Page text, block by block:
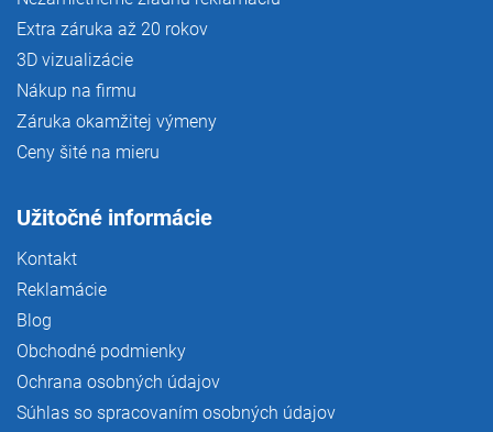
Extra záruka až 20 rokov
3D vizualizácie
Nákup na firmu
Záruka okamžitej výmeny
Ceny šité na mieru
Užitočné informácie
Kontakt
Reklamácie
Blog
Obchodné podmienky
Ochrana osobných údajov
Súhlas so spracovaním osobných údajov